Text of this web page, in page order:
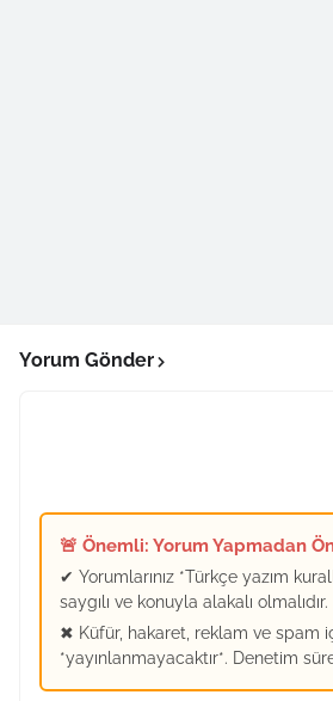
Yorum Gönder
🚨 Önemli: Yorum Yapmadan
✔ Yorumlarınız *Türkçe yazım
saygılı ve konuyla alakalı olmalıdır.
✖ Küfür, hakaret, reklam ve spam
*yayınlanmayacaktır*. Denetim